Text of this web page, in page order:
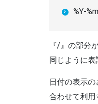
%Y-
『/』の部分
同じように表
日付の表示
合わせて利用